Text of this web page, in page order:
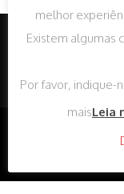
Politica
melhor
Existem algumas
Por favor, indique-
maisLeia